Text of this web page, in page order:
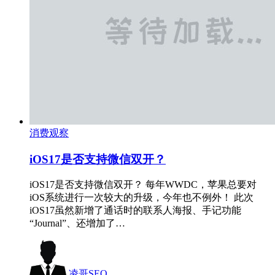
消费观察
iOS17是否支持微信双开？
iOS17是否支持微信双开？ 每年WWDC，苹果总要对
iOS系统进行一次较大的升级，今年也不例外！ 此次
iOS17虽然新增了通话时的联系人海报、手记功能
“Journal”、还增加了…